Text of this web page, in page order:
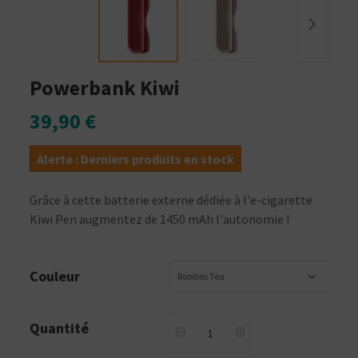
Powerbank Kiwi
39,90 €
Alerte : Derniers produits en stock
Grâce à cette batterie externe dédiée à l'e-cigarette
Kiwi Pen augmentez de 1450 mAh l'autonomie !
Couleur Rooibos Tea
Quantité